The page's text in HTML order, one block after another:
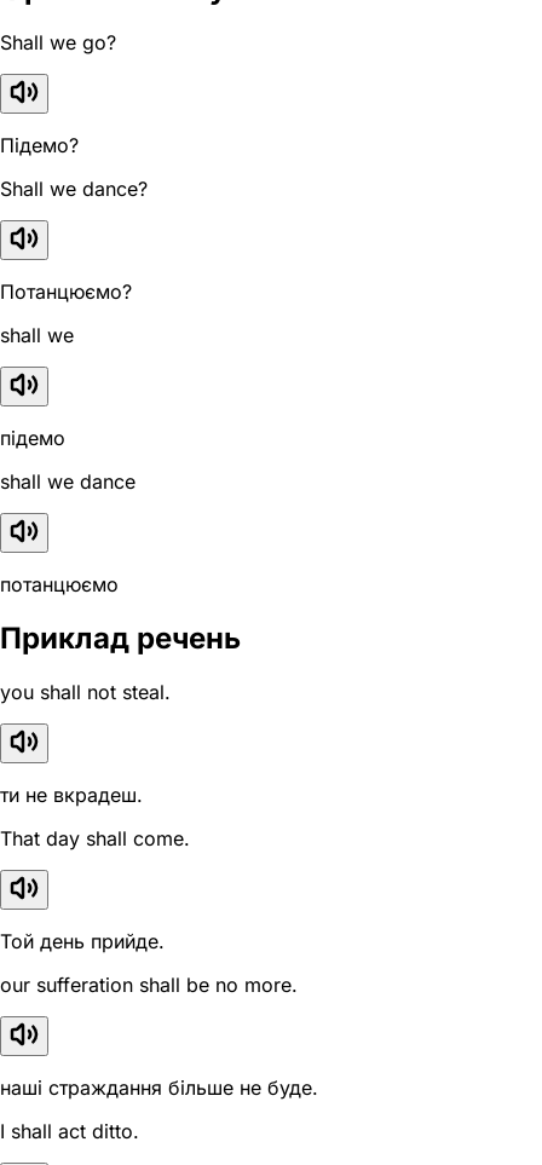
Shall we go?
Підемо?
Shall we dance?
Потанцюємо?
shall we
підемо
shall we dance
потанцюємо
Приклад речень
you shall not steal.
ти не вкрадеш.
That day shall come.
Той день прийде.
our sufferation shall be no more.
наші страждання більше не буде.
I shall act ditto.